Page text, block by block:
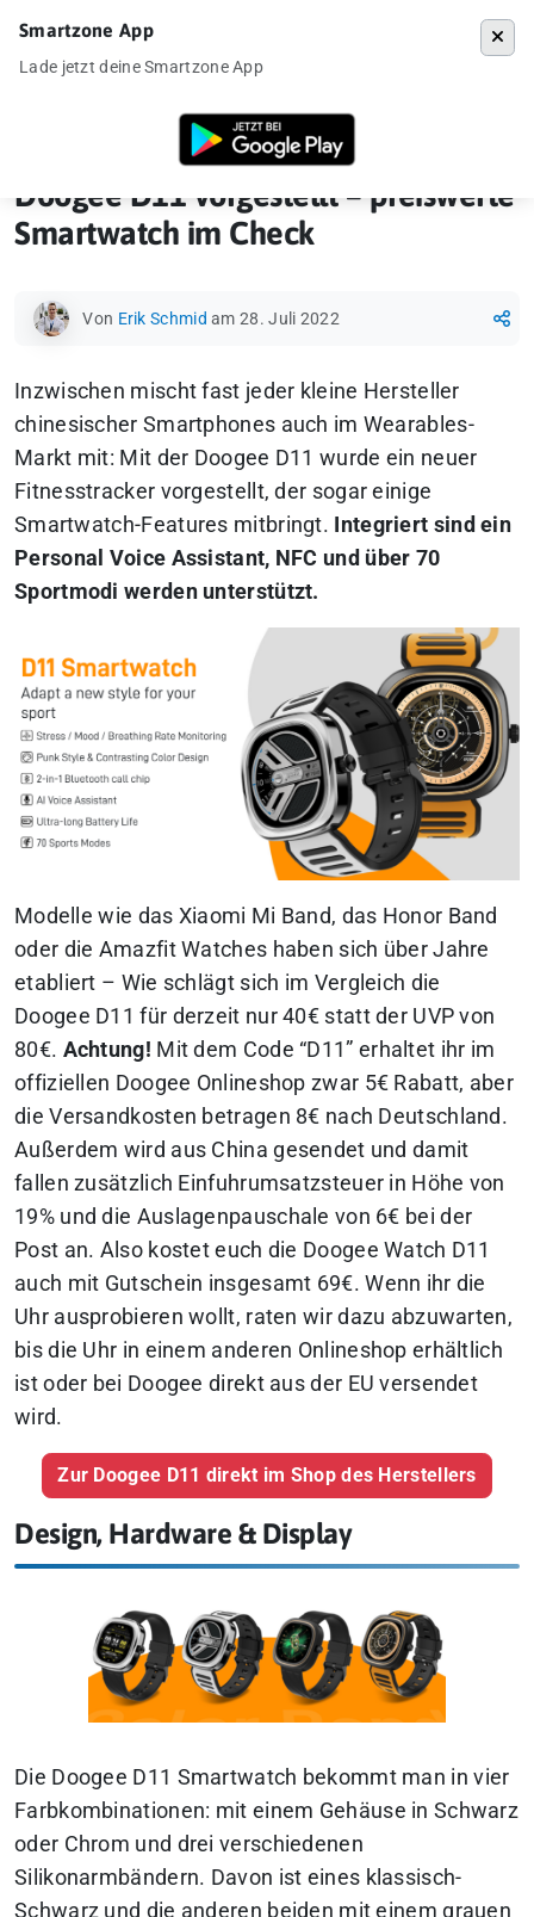
Doogee D11 vorgestellt – preiswerte Smartwatch
Doogee D11 vorgestellt – preiswerte
Smartwatch im Check
Von Erik Schmid am 28. Juli 2022
Inzwischen mischt fast jeder kleine Hersteller
chinesischer Smartphones auch im Wearables-
Markt mit: Mit der Doogee D11 wurde ein neuer
Fitnesstracker vorgestellt, der sogar einige
Smartwatch-Features mitbringt. Integriert sind ein
Personal Voice Assistant, NFC und über 70
Sportmodi werden unterstützt.
Modelle wie das Xiaomi Mi Band, das Honor Band
oder die Amazfit Watches haben sich über Jahre
etabliert – Wie schlägt sich im Vergleich die
Doogee D11 für derzeit nur 40€ statt der UVP von
80€. Achtung! Mit dem Code “D11” erhaltet ihr im
offiziellen Doogee Onlineshop zwar 5€ Rabatt, aber
die Versandkosten betragen 8€ nach Deutschland.
Außerdem wird aus China gesendet und damit
fallen zusätzlich Einfuhrumsatzsteuer in Höhe von
19% und die Auslagenpauschale von 6€ bei der
Post an. Also kostet euch die Doogee Watch D11
auch mit Gutschein insgesamt 69€. Wenn ihr die
Uhr ausprobieren wollt, raten wir dazu abzuwarten,
bis die Uhr in einem anderen Onlineshop erhältlich
ist oder bei Doogee direkt aus der EU versendet
wird.
Zur Doogee D11 direkt im Shop des Herstellers
Design, Hardware & Display
Die Doogee D11 Smartwatch bekommt man in vier
Farbkombinationen: mit einem Gehäuse in Schwarz
oder Chrom und drei verschiedenen
Silikonarmbändern. Davon ist eines klassisch-
Schwarz und die anderen beiden mit einem grauen
Smartzone App
Lade jetzt deine Smartzone App